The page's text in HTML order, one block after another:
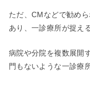
ただ、CMなどで勧め
あり、一診療所が捉え
病院や分院を複数展開
門もないような一診療